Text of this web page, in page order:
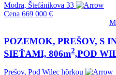
Modra, Štefánikova 33
Cena 669 000 €
POZEMOK, PREŠOV, S
SIEŤAMI, 806m2,POD
Prešov, Pod Wilec hôrkou